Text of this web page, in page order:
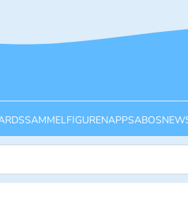
SAMMELFIGURENAPPSABOS